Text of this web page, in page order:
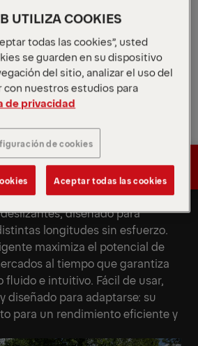
Solicitar presupuesto
Solicitar presupuesto
para un socio fiable
flexibilidad con nuestro
diseñado para
longitudes sin esfuerzo.
maximiza el potencial de
al tiempo que garantiza
e intuitivo. Fácil de usar,
diseñado para adaptarse: su
para un rendimiento eficiente y
UTILIZA COOKIES
todas las cookies”, usted
se guarden en su dispositivo
del sitio, analizar el uso del
con nuestros estudios para
de privacidad
de cookies
Aceptar todas las cookies